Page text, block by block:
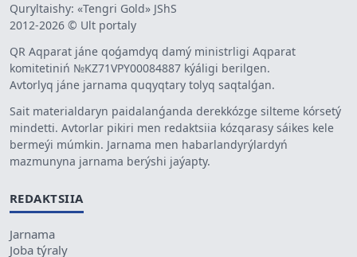
Quryltaishy: «Tengri Gold» JShS
2012-2026 © Ult portaly
QR Aqparat jáne qoǵamdyq damý ministrligi Aqparat
komitetiniń №KZ71VPY00084887 kýáligi berilgen.
Avtorlyq jáne jarnama quqyqtary tolyq saqtalǵan.
Sait materialdaryn paidalanǵanda derekkózge silteme kórsetý
mindetti. Avtorlar pikiri men redaktsiia kózqarasy sáikes kele
bermeýi múmkin. Jarnama men habarlandyrýlardyń
mazmunyna jarnama berýshi jaýapty.
REDAKTSIIA
Jarnama
Joba týraly